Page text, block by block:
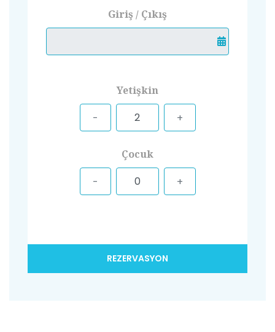
Giriş / Çıkış
Yetişkin
Çocuk
REZERVASYON